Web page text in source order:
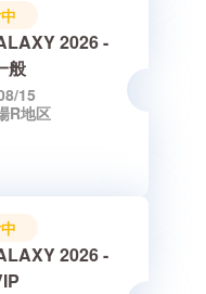
2026 -
般
15
R地区
2026 -